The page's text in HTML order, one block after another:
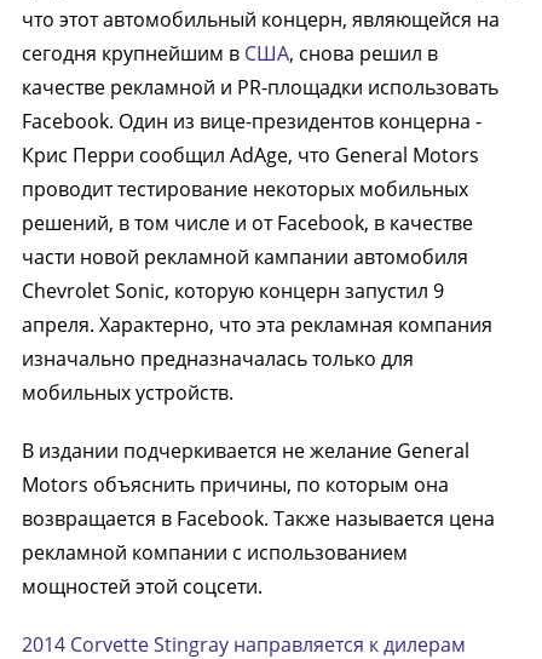
что этот автомобильный концерн, являющейся на
сегодня крупнейшим в США, снова решил в
качестве рекламной и PR-площадки использовать
Facebook. Один из вице-президентов концерна -
Крис Перри сообщил AdAge, что General Motors
проводит тестирование некоторых мобильных
решений, в том числе и от Facebook, в качестве
части новой рекламной кампании автомобиля
Chevrolet Sonic, которую концерн запустил 9
апреля. Характерно, что эта рекламная компания
изначально предназначалась только для
мобильных устройств.
В издании подчеркивается не желание General
Motors объяснить причины, по которым она
возвращается в Facebook. Также называется цена
рекламной компании с использованием
мощностей этой соцсети.
2014 Corvette Stingray направляется к дилерам